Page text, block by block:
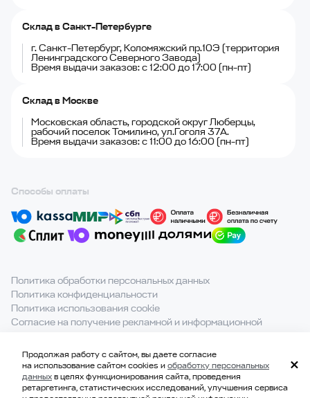
Склад в Санкт-Петербурге
г. Санкт-Петербург, Коломяжский пр.10Э (территория
Ленинградского Северного Завода)
Время выдачи заказов: с 12:00 до 17:00 (пн-пт)
Склад в Москве
Московская область, городской округ Люберцы,
рабочий поселок Томилино, ул.Гоголя 37А.
Время выдачи заказов: с 11:00 до 16:00 (пн-пт)
Способы оплаты
Политика обработки персональных данных
Политика конфиденциальности
Политика использования cookie
Согласие на получение рекламной и информационной
При полном или частичном использовании материалов с
сайта ссылка на источник обязательна.
Продолжая работу с сайтом, вы даете согласие
на использование сайтом cookies иобработку персональных
данныхв целях функционирования сайта, проведения
ретаргетинга, статистических исследований, улучшения сервиса